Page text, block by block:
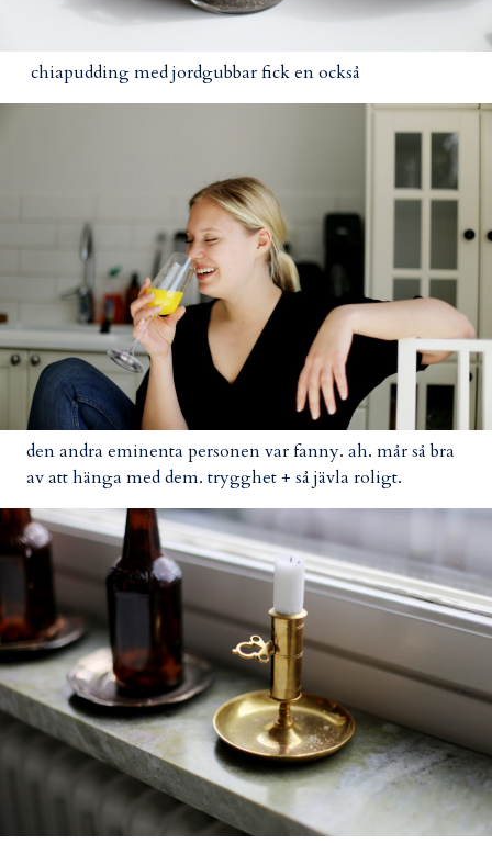
chiapudding med jordgubbar fick en också
den andra eminenta personen var fanny. ah. mår så bra
av att hänga med dem. trygghet + så jävla roligt.